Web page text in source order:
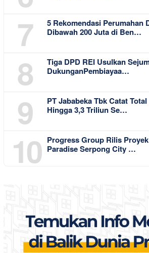
7
5 Rekomendasi Perumahan
Dibawah 200 Juta di Ben…
8
Tiga DPD REI Usulkan
DukunganPembiayaa…
9
PT Jababeka Tbk Catat
Hingga 3,3 Triliun Se…
10
Progress Group Rilis
Paradise Serpong City …